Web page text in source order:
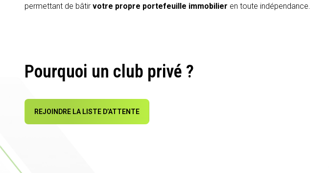
permettant de bâtir votre propre portefeuille immobilier en toute indépendance.
Pourquoi un club privé ?
REJOINDRE LA LISTE D’ATTENTE